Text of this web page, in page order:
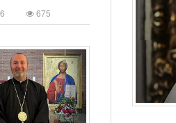
675